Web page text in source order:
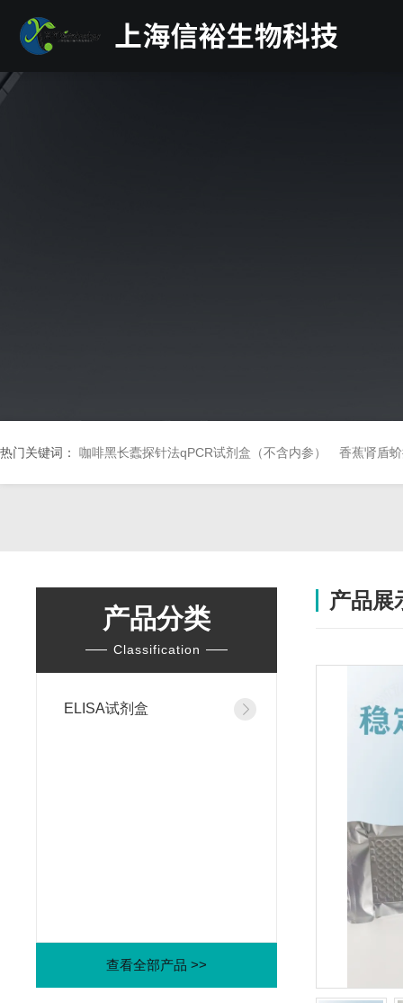
热门关键词： 咖啡黑长蠹探针法qPCR试剂盒（不含内参） 香蕉肾盾
产品分类
Classification
ELISA试剂盒
查看全部产品 >>
产品展